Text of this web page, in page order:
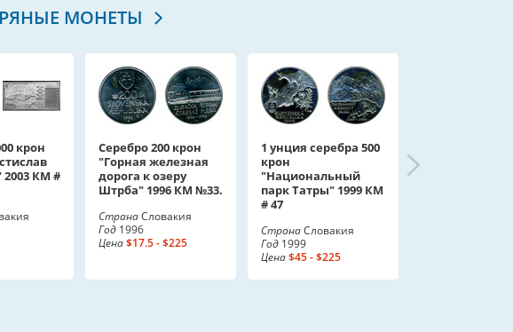
МОНЕТЫ
крон
КМ #
Серебро 200 крон
"Горная железная
дорога к озеру
Штрба" 1996 КМ №33.
СтранаСловакия
Год 1996
Цена$17.5 - $225
1 унция серебра 500
крон
"Национальный
парк Татры" 1999 КМ
# 47
СтранаСловакия
Год 1999
Цена$45 - $225